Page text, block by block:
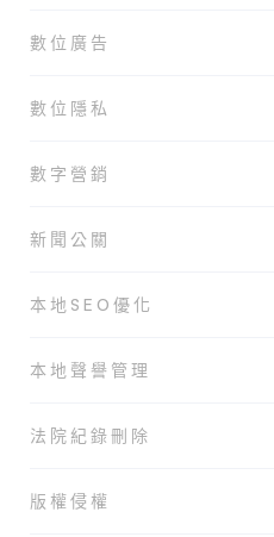
數位廣告
數位隱私
數字營銷
新聞公關
本地SEO優化
本地聲譽管理
法院紀錄刪除
版權侵權